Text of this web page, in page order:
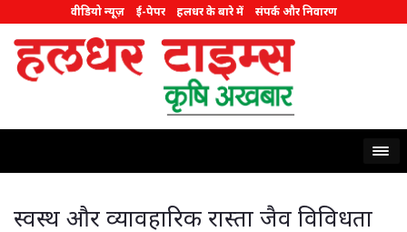
वीडियो न्यूज़ ई-पेपर हलधर के बारे में संपर्क और निवारण
स्वस्थ और व्यावहारिक रास्ता जैव विविधता